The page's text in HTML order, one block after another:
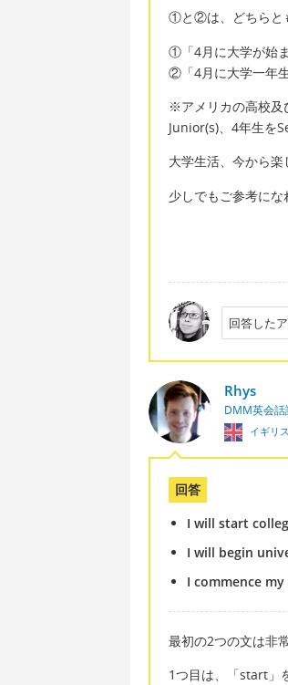
①と②は、どちらと
①「4月に大学が始ま
②「4月に大学一年生
※アメリカの高校及
Junior(s)、4年生を
大学生活、今から楽
少しでもご参考にな
回答した
Rhys
DMM英会話
イギリス
回答
I will start
I will begin
I commence
最初の2つの文は非
1つ目は、「start」